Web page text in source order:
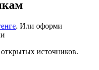
. Или оформи
источников.